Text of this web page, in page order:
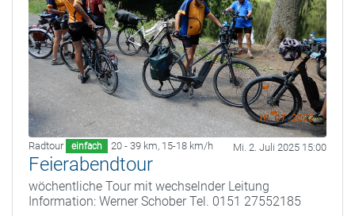
Radtour einfach 20 - 39 km, 15-18 km/h Mi. 2. Juli 2025 15:00
Feierabendtour
wöchentliche Tour mit wechselnder Leitung
Information: Werner Schober Tel. 0151 27552185